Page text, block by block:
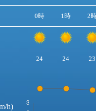
h)
0時 1時 2
24 24 23